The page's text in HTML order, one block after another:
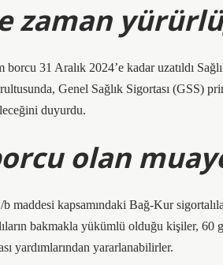
zaman
borcu 31 Aralık 2024’e kadar uzatıldı
Genel Sağlık Sigortası (GSS)
duyurdu.
olan
maddesi kapsamındaki Bağ-Kur
bakmakla yükümlü olduğu kişiler,
yardımlarından yararlanabilirler.